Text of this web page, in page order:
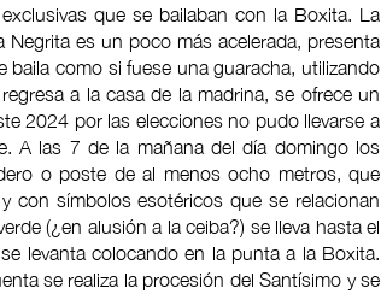
que se bailaban con la Boxita. La
Negrita es un poco más acelerada, presenta
baila como si fuese una guaracha, utilizando
a la casa de la madrina, se ofrece un
2024 por las elecciones no pudo llevarse a
A las 7 de la mañana del día domingo los
o poste de al menos ocho metros, que
con símbolos esotéricos que se relacionan
(¿en alusión a la ceiba?) se lleva hasta el
levanta colocando en la punta a la Boxita.
se realiza la procesión del Santísimo y se